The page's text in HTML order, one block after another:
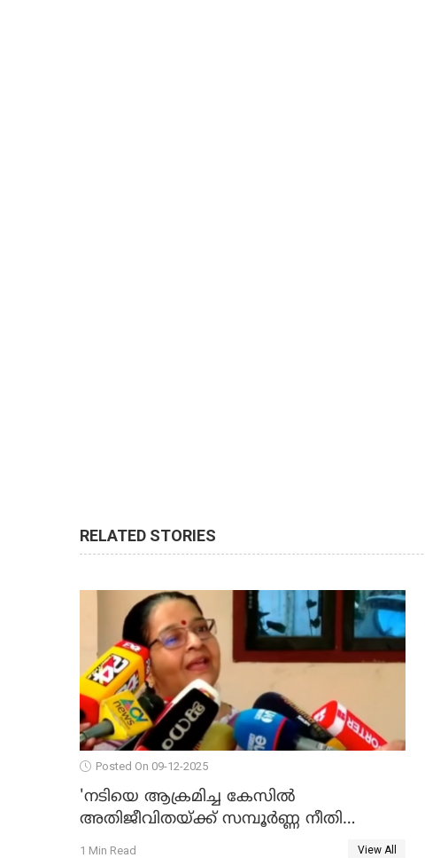
RELATED STORIES
Posted On 09-12-2025
'നടിയെ ആക്രമിച്ച കേസില്‍
അതിജീവിതയ്ക്ക് സമ്പൂര്‍ണ്ണ നീതി
ലഭിച്ചില്ല'; ഉമ തോമസ് MLA WATCH VIDEO
1 Min Read View All